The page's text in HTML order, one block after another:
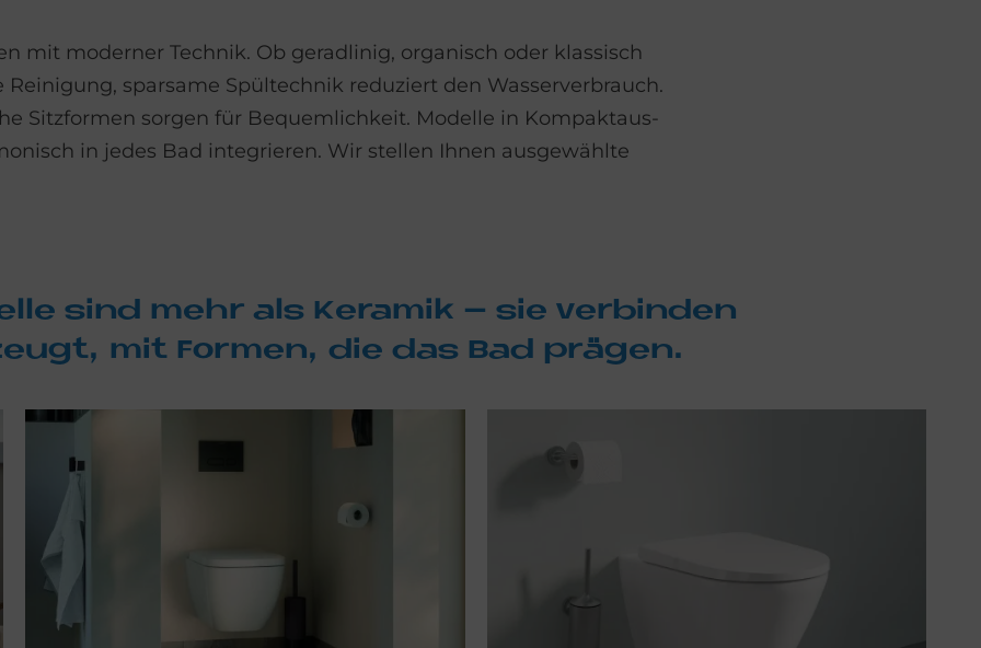
mit moderner Technik. Ob geradlinig, organisch oder klassisch
Reinigung, sparsame Spül­technik reduziert den Wasser­verbrauch.
Sitz­formen sorgen für Bequem­lichkeit. Modelle in Kompakt­aus­
in jedes Bad integrieren. Wir stellen Ihnen aus­gewählte
sind mehr als Ke­ra­mik – sie ver­bin­den
mit For­men, die das Bad prä­gen.